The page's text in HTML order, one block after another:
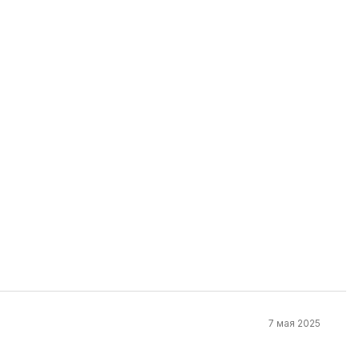
7 мая 2025